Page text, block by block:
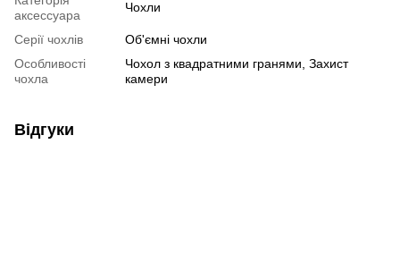
аксессуара
Чохли
Серії чохлів
Об'ємні чохли
Особливості
чохла
Чохол з квадратними гранями, Захист
камери
Відгуки